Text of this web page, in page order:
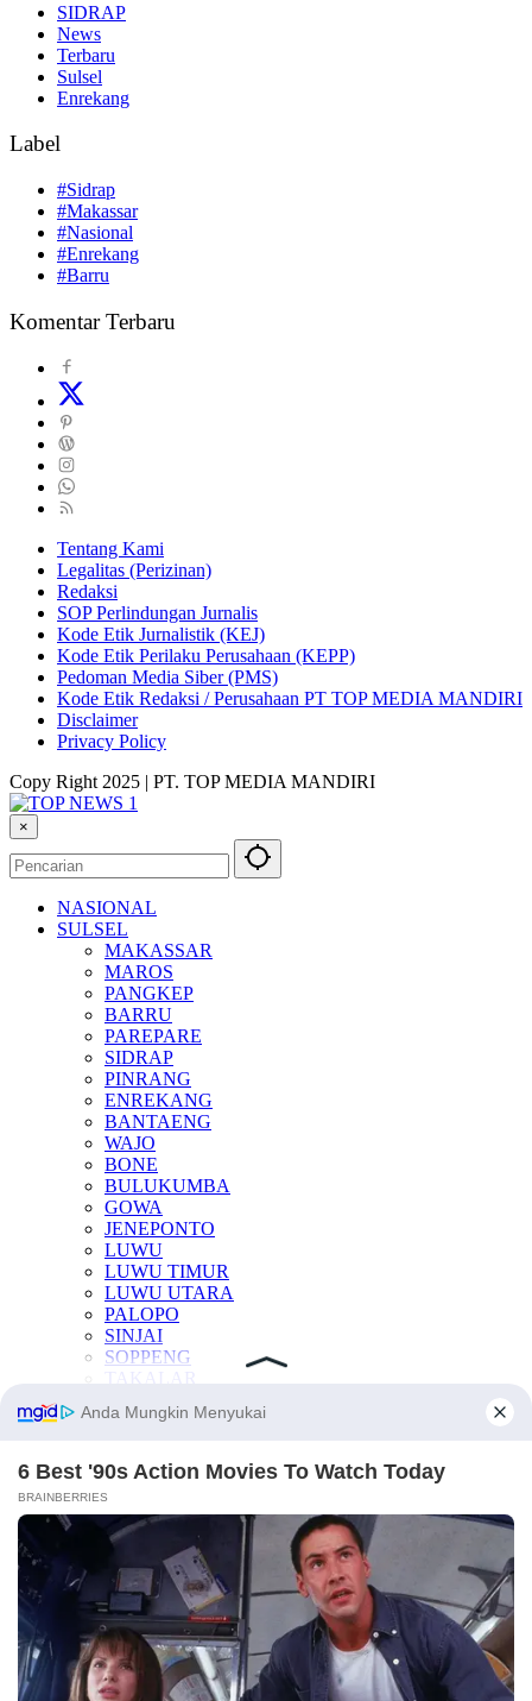
SIDRAP
News
Terbaru
Sulsel
Enrekang
Label
#Sidrap
#Makassar
#Nasional
#Enrekang
#Barru
Komentar Terbaru
Tentang Kami
Legalitas (Perizinan)
Redaksi
SOP Perlindungan Jurnalis
Kode Etik Jurnalistik (KEJ)
Kode Etik Perilaku Perusahaan (KEPP)
Pedoman Media Siber (PMS)
Kode Etik Redaksi / Perusahaan PT TOP MEDIA MANDIRI
Disclaimer
Privacy Policy
Copy Right 2025 | PT. TOP MEDIA MANDIRI
×
NASIONAL
SULSEL
MAKASSAR
MAROS
PANGKEP
BARRU
PAREPARE
SIDRAP
PINRANG
ENREKANG
BANTAENG
WAJO
BONE
BULUKUMBA
GOWA
JENEPONTO
LUWU
LUWU TIMUR
LUWU UTARA
PALOPO
SINJAI
SOPPENG
OTOMOTIF
TEKNOLOGI
INDEKS BERITA
LAINNYA
Manfaat Buah
Berita Otomotif
Berita Teknologi
Berita Internasional
Nissan
Mitsubishi
Rusia
Ukraina